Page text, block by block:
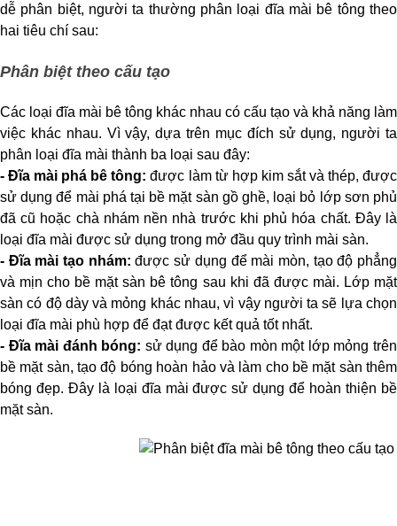
dễ phân biệt, người ta thường phân loại đĩa mài bê tông theo
hai tiêu chí sau:
Phân biệt theo cấu tạo
Các loại đĩa mài bê tông khác nhau có cấu tạo và khả năng làm
việc khác nhau. Vì vậy, dựa trên mục đích sử dụng, người ta
phân loại đĩa mài thành ba loại sau đây:
- Đĩa mài phá bê tông: được làm từ hợp kim sắt và thép, được
sử dụng để mài phá tại bề mặt sàn gồ ghề, loại bỏ lớp sơn phủ
đã cũ hoặc chà nhám nền nhà trước khi phủ hóa chất. Đây là
loại đĩa mài được sử dụng trong mở đầu quy trình mài sàn.
- Đĩa mài tạo nhám: được sử dụng để mài mòn, tạo độ phẳng
và mịn cho bề mặt sàn bê tông sau khi đã được mài. Lớp mặt
sàn có độ dày và mỏng khác nhau, vì vậy người ta sẽ lựa chọn
loại đĩa mài phù hợp để đạt được kết quả tốt nhất.
- Đĩa mài đánh bóng: sử dụng để bào mòn một lớp mỏng trên
bề mặt sàn, tạo độ bóng hoàn hảo và làm cho bề mặt sàn thêm
bóng đẹp. Đây là loại đĩa mài được sử dụng để hoàn thiện bề
mặt sàn.